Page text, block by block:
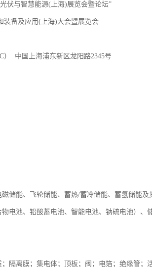
伏与智慧能源(上海)展览会暨论坛”
装备及应用(上海)大会暨展览会
） 中国上海浦东新区龙阳路2345号
储能、飞轮储能、蓄热/蓄冷储能、蓄氢储能
物电池、铅酸蓄电池、智能电池、钠硫电池）
隔离膜；集电体；顶板；阀；电箔；绝缘管；